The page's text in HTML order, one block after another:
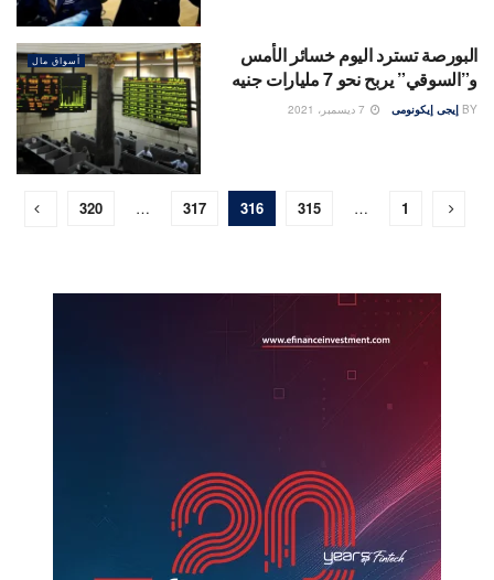
أسواق مال
البورصة تسترد اليوم خسائر الأمس
و”السوقي” يربح نحو 7 مليارات جنيه
BY إيجى إيكونومى
1
…
315
316
317
…
320